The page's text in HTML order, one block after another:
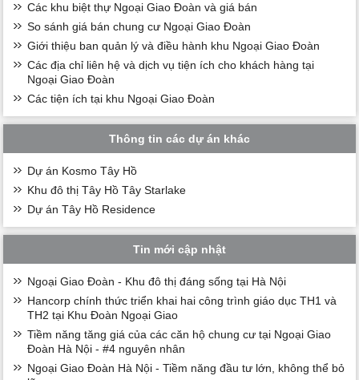
Các khu biệt thự Ngoại Giao Đoàn và giá bán
So sánh giá bán chung cư Ngoại Giao Đoàn
Giới thiệu ban quản lý và điều hành khu Ngoại Giao Đoàn
Các địa chỉ liên hệ và dịch vụ tiện ích cho khách hàng tại
Ngoại Giao Đoàn
Các tiện ích tại khu Ngoại Giao Đoàn
Thông tin các dự án khác
Dự án Kosmo Tây Hồ
Khu đô thị Tây Hồ Tây Starlake
Dự án Tây Hồ Residence
Tin mới cập nhật
Ngoại Giao Đoàn - Khu đô thị đáng sống tại Hà Nội
Hancorp chính thức triển khai hai công trình giáo dục TH1 và
TH2 tại Khu Đoàn Ngoại Giao
Tiềm năng tăng giá của các căn hộ chung cư tại Ngoại Giao
Đoàn Hà Nội - #4 nguyên nhân
Ngoại Giao Đoàn Hà Nội - Tiềm năng đầu tư lớn, không thể bỏ